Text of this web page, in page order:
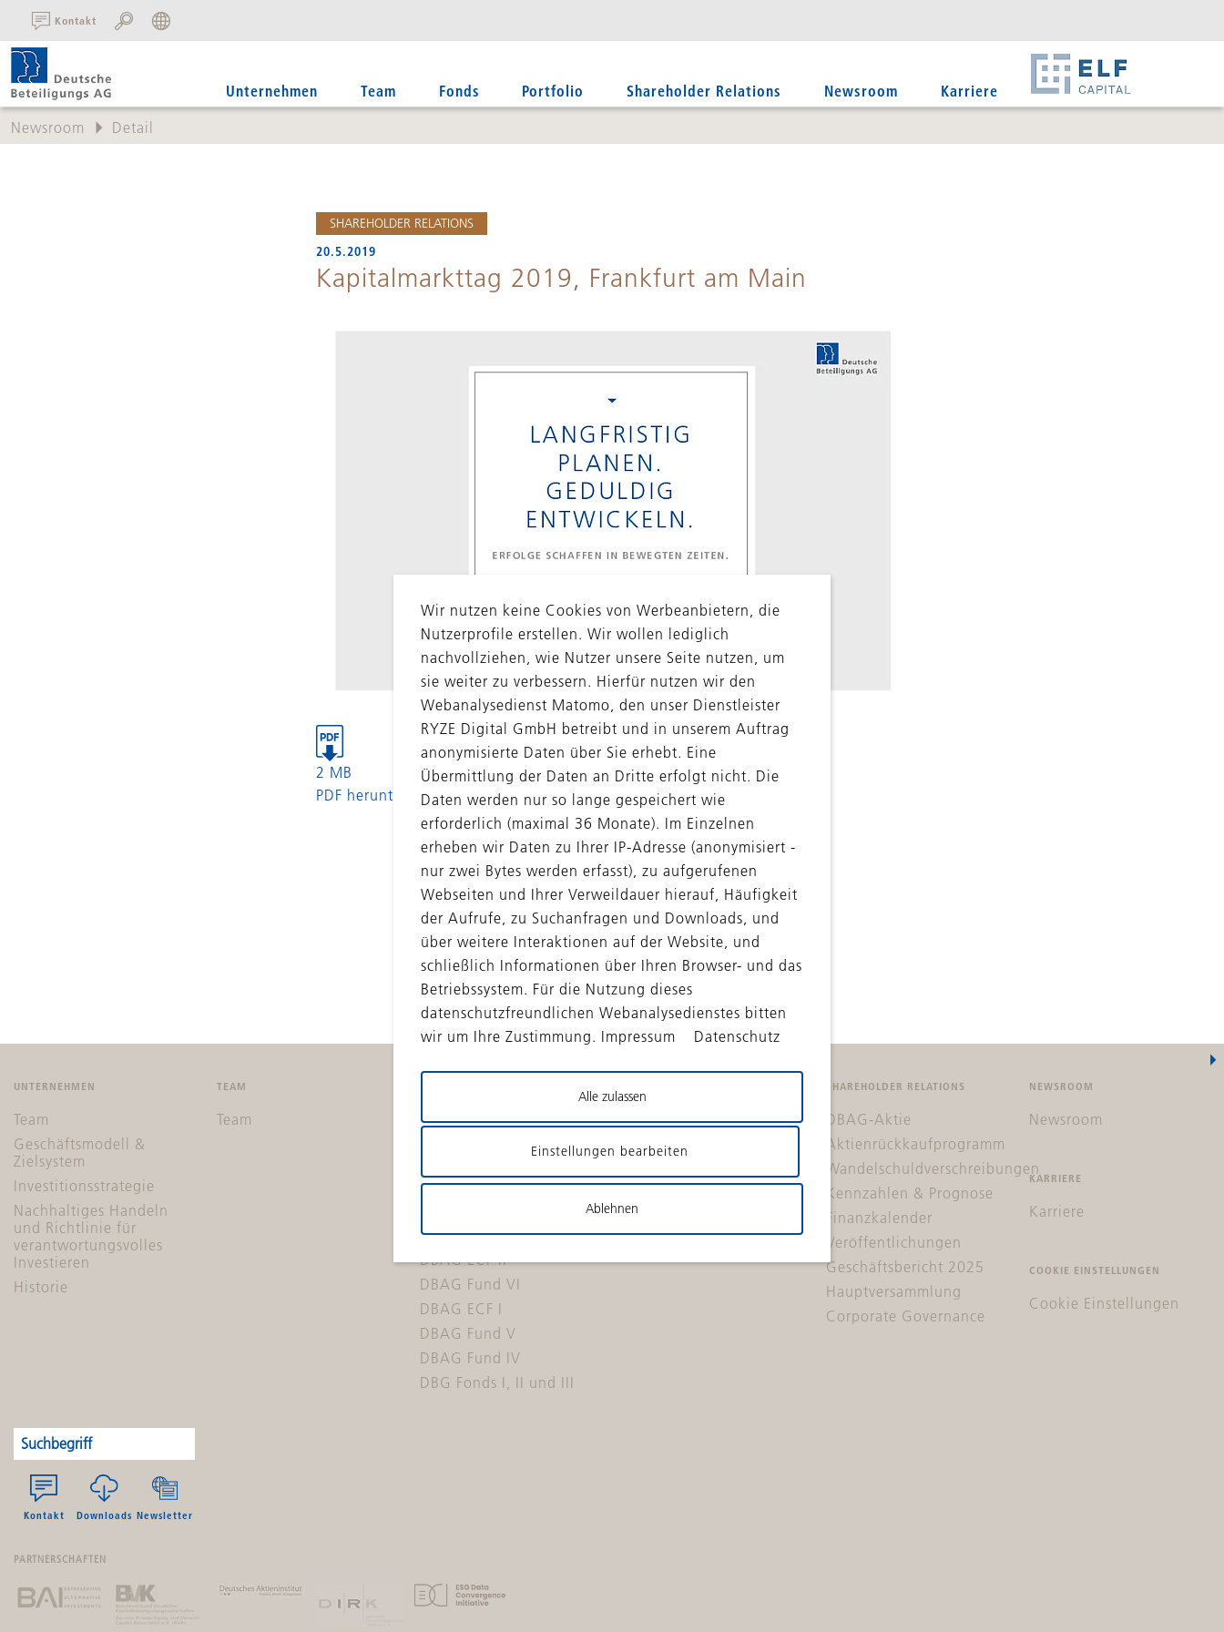
SUCHE:
Kontakt
Unternehmen Team Fonds Portfolio Shareholder Relations Newsroom Karriere
Newsroom Detail
SHAREHOLDER RELATIONS
20.5.2019
Kapitalmarkttag 2019, Frankfurt am Main
2 MB
PDF herunterladen
UNTERNEHMEN
Team
Geschäftsmodell &
Zielsystem
Investitionsstrategie
Nachhaltiges Handeln
und Richtlinie für
verantwortungsvolles
Investieren
Historie
TEAM
Team
DBAG Solvares
DBAG Fund VIII
DBAG Fund VII
DBAG ECF II
DBAG Fund VI
DBAG ECF I
DBAG Fund V
DBAG Fund IV
DBG Fonds I, II und III
Portfoliounternehmen
Erfolgsgeschichten
SHAREHOLDER RELATIONS
DBAG-Aktie
Aktienrückkaufprogramm
Wandelschuldverschreibungen
Kennzahlen & Prognose
Finanzkalender
Veröffentlichungen
Geschäftsbericht 2025
Hauptversammlung
Corporate Governance
NEWSROOM
Newsroom
KARRIERE
Karriere
COOKIE EINSTELLUNGEN
Cookie Einstellungen
Kontakt Downloads Newsletter
PARTNERSCHAFTEN
Wir nutzen keine Cookies von Werbeanbietern, die
Nutzerprofile erstellen. Wir wollen lediglich
nachvollziehen, wie Nutzer unsere Seite nutzen, um
sie weiter zu verbessern. Hierfür nutzen wir den
Webanalysedienst Matomo, den unser Dienstleister
RYZE Digital GmbH betreibt und in unserem Auftrag
anonymisierte Daten über Sie erhebt. Eine
Übermittlung der Daten an Dritte erfolgt nicht. Die
Daten werden nur so lange gespeichert wie
erforderlich (maximal 36 Monate). Im Einzelnen
erheben wir Daten zu Ihrer IP-Adresse (anonymisiert -
nur zwei Bytes werden erfasst), zu aufgerufenen
Webseiten und Ihrer Verweildauer hierauf, Häufigkeit
der Aufrufe, zu Suchanfragen und Downloads, und
über weitere Interaktionen auf der Website, und
schließlich Informationen über Ihren Browser- und das
Betriebssystem. Für die Nutzung dieses
datenschutzfreundlichen Webanalysedienstes bitten
wir um Ihre Zustimmung. Impressum Datenschutz
Einstellungen bearbeiten
Ablehnen
Alle zulassen